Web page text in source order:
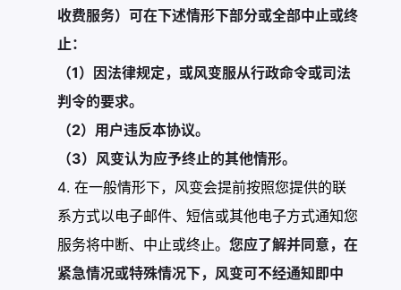
收费服务）可在下述情形下部分或全部中止或终
止：
（1）因法律规定，或风变服从行政命令或司法
判令的要求。
（2）用户违反本协议。
（3）风变认为应予终止的其他情形。
在一般情形下，风变会提前按照您提供的联
系方式以电子邮件、短信或其他电子方式通知您
服务将中断、中止或终止。 您应了解并同意，在
紧急情况或特殊情况下，风变可不经通知即中